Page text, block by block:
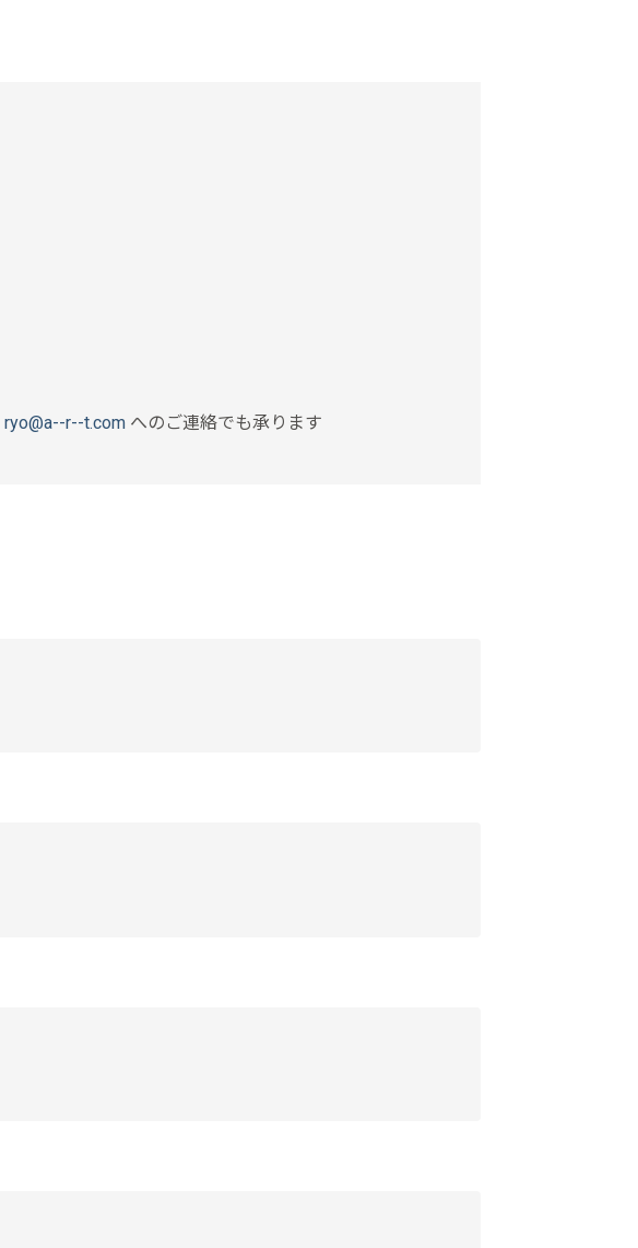
ryo@a--r--t.com へのご連絡でも承ります